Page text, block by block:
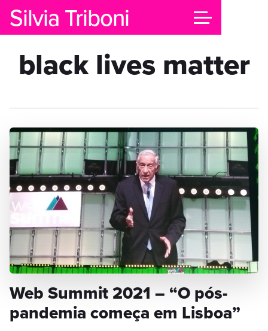
Silvia Triboni
black lives matter
Web Summit 2021 – “O pós-
pandemia começa em Lisboa”